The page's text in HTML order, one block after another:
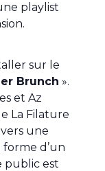
playlist
sur le
Brunch ».
et Az
La Filature
une
forme d’un
public est